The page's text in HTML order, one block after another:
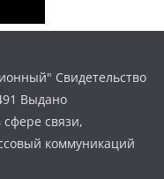
Свидетельство
Выдано
связи,
коммуникаций